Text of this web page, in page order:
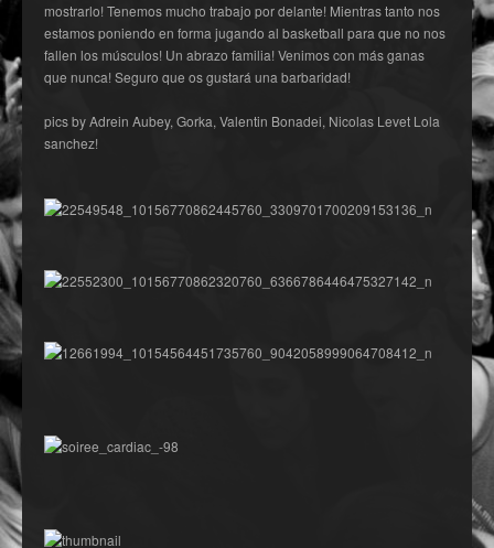
mostrarlo! Tenemos mucho trabajo por delante! Mientras tanto nos
estamos poniendo en forma jugando al basketball para que no nos
fallen los músculos! Un abrazo familia! Venimos con más ganas
que nunca! Seguro que os gustará una barbaridad!
pics by Adrein Aubey, Gorka, Valentin Bonadei, Nicolas Levet Lola
sanchez!